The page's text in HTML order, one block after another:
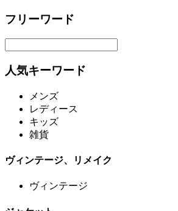
フリーワード
人気キーワード
メンズ
レディース
キッズ
雑貨
ヴィンテージ、リメイク
ヴィンテージ